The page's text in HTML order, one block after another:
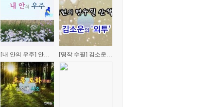
[내 안의 우주] 안재
동 시집 영어 해설(평
론)
[명작 수필] 김소운의
'외투'